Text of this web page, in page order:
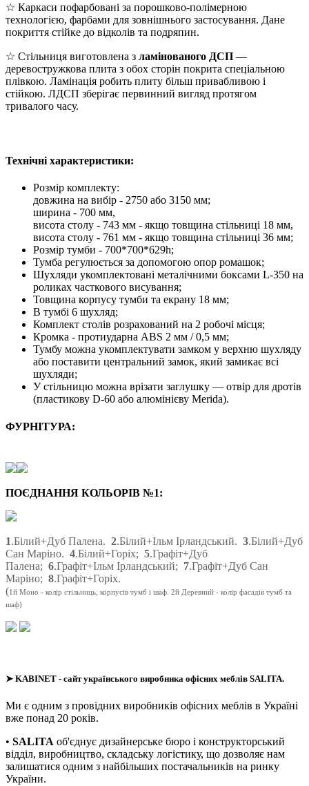
☆ Каркаси пофарбовані за порошково-полімерною
технологією, фарбами для зовнішнього застосування. Дане
покриття стійке до відколів та подряпин.
☆ Стільниця виготовлена з ламінованого ДСП —
деревостружкова плита з обох сторін покрита спеціальною
плівкою. Ламінація робить плиту більш привабливою і
стійкою. ЛДСП зберігає первинний вигляд протягом
тривалого часу.
Технічні характеристики:
Розмір комплекту:
довжина на вибір - 2750 або 3150 мм;
ширина - 700 мм,
висота столу - 743 мм - якщо товщина стільниці 18 мм,
висота столу - 761 мм - якщо товщина стільниці 36 мм;
Розмір тумби - 700*700*629h;
Тумба регулюється за допомогою опор ромашок;
Шухляди укомплектовані металічними боксами L-350 на
роликах часткового висування;
Товщина корпусу тумби та екрану 18 мм;
В тумбі 6 шухляд;
Комплект столів розрахований на 2 робочі місця;
Кромка - протиударна ABS 2 мм / 0,5 мм;
Тумбу можна укомплектувати замком у верхню шухляду
або поставити центральний замок, який замикає всі
шухляди;
У стільницю можна врізати заглушку — отвір для дротів
(пластикову D-60 або алюмінієву Merida).
ФУРНІТУРА:
ПОЄДНАННЯ КОЛЬОРІВ №1:
1.Білий+Дуб Палена. 2.Білий+Ільм Ірландський. 3.Білий+Дуб
Сан Маріно. 4.Білий+Горіх; 5.Графіт+Дуб
Палена; 6.Графіт+Ільм Ірландський; 7.Графіт+Дуб Сан
Маріно; 8.Графіт+Горіх.
(1й Моно - колір стільниць, корпусів тумб і шаф. 2й Деревний - колір фасадів тумб та
шаф)
➤ KABINET - сайт українського виробника офісних меблів SALITA.
Ми є одним з провідних виробників офісних меблів в Україні
вже понад 20 років.
• SALITA об'єднує дизайнерське бюро і конструкторський
відділ, виробництво, складську логістику, що дозволяє нам
залишатися одним з найбільших постачальників на ринку
України.